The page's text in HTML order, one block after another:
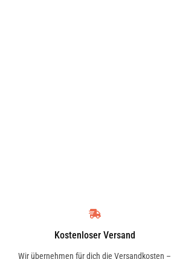
Kostenloser Versand
Wir übernehmen für dich die Versandkosten –